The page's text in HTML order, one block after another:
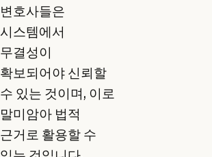
변호사들은
시스템에서
무결성이
확보되어야 신뢰할
수 있는 것이며, 이로
말미암아 법적
근거로 활용할 수